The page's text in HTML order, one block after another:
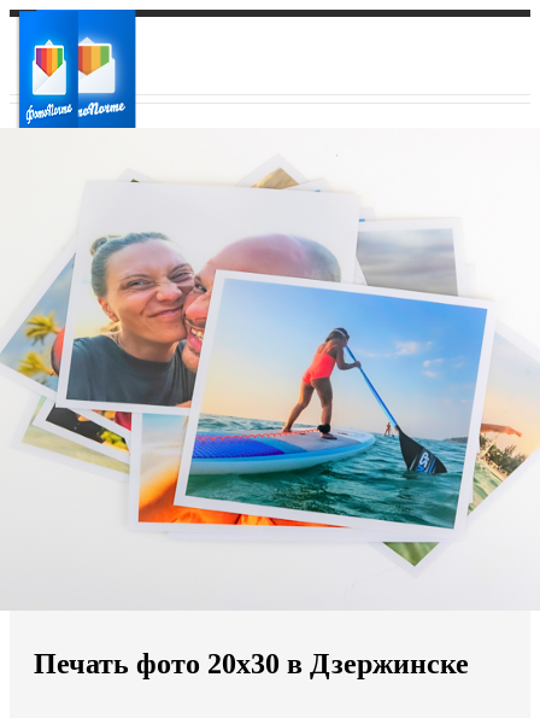
Ваш регион доставки
Выберите из списка:
Мы доставляем по всему миру
Продолжить без города
Печать фото 20х30 в Дзержинске